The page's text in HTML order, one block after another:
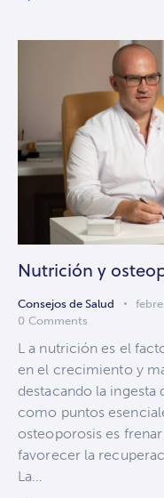
Nutrición y
Consejos de Salud
0 Comments
L a nutrición es el
en el crecimiento y
destacando la ingesta
como puntos
osteoporosis es
favorecer la
La…